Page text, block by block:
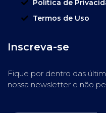
Política de
Termos de Uso
Inscreva-se
Fique por dentro das
nossa newsletter e não